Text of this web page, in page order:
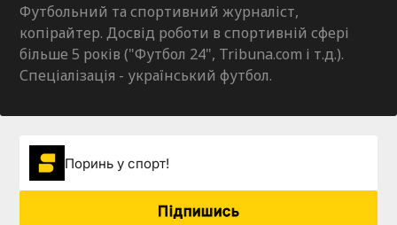
Футбольний та спортивний журналіст,
копірайтер. Досвід роботи в спортивній сфері
більше 5 років ("Футбол 24", Tribuna.com і т.д.).
Спеціалізація - український футбол.
Поринь у спорт!
Підпишись